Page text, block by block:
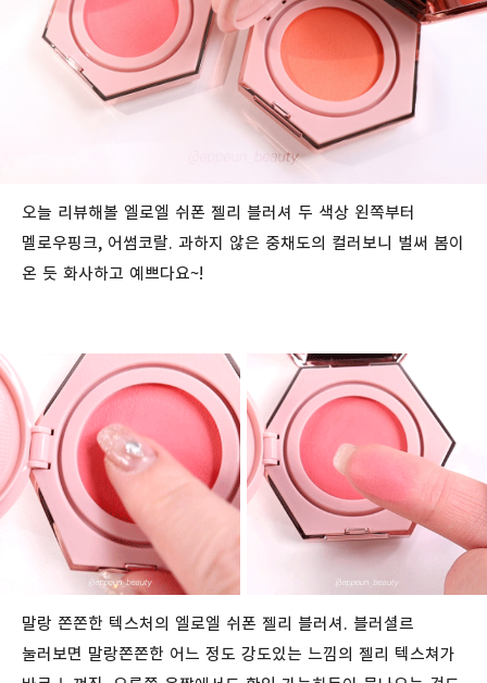
오늘 리뷰해볼 엘로엘 쉬폰 젤리 블러셔 두 색상 왼쪽부터
멜로우핑크, 어썸코랄. 과하지 않은 중채도의 컬러보니 벌써 봄이
온 듯 화사하고 예쁘다요~!
말랑 쫀쫀한 텍스처의 엘로엘 쉬폰 젤리 블러셔. 블러셜르
눌러보면 말랑쫀쫀한 어느 정도 강도있는 느낌의 젤리 텍스쳐가